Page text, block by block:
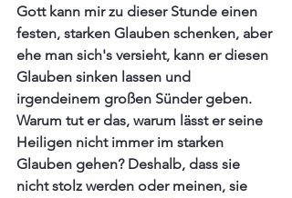
Gott kann mir zu dieser Stunde einen
festen, starken Glauben schenken, aber
ehe man sich's versieht, kann er diesen
Glauben sinken lassen und
irgendeinem großen Sünder geben.
Warum tut er das, warum lässt er seine
Heiligen nicht immer im starken
Glauben gehen? Deshalb, dass sie
nicht stolz werden oder meinen, sie